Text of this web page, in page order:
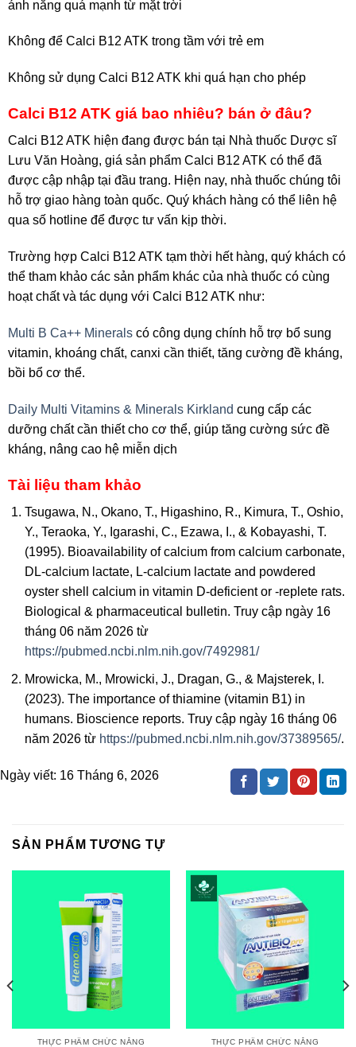
ánh nắng quá mạnh từ mặt trời
Không để Calci B12 ATK trong tầm với trẻ em
Không sử dụng Calci B12 ATK khi quá hạn cho phép
Calci B12 ATK giá bao nhiêu? bán ở đâu?
Calci B12 ATK hiện đang được bán tại Nhà thuốc Dược sĩ
Lưu Văn Hoàng, giá sản phẩm Calci B12 ATK có thể đã
được cập nhập tại đầu trang. Hiện nay, nhà thuốc chúng tôi
hỗ trợ giao hàng toàn quốc. Quý khách hàng có thể liên hệ
qua số hotline để được tư vấn kịp thời.
Trường hợp Calci B12 ATK tạm thời hết hàng, quý khách có
thể tham khảo các sản phẩm khác của nhà thuốc có cùng
hoạt chất và tác dụng với Calci B12 ATK như:
Multi B Ca++ Minerals có công dụng chính hỗ trợ bổ sung
vitamin, khoáng chất, canxi cần thiết, tăng cường đề kháng,
bồi bổ cơ thể.
Daily Multi Vitamins & Minerals Kirkland cung cấp các
dưỡng chất cần thiết cho cơ thể, giúp tăng cường sức đề
kháng, nâng cao hệ miễn dịch
Tài liệu tham khảo
Tsugawa, N., Okano, T., Higashino, R., Kimura, T., Oshio,
Y., Teraoka, Y., Igarashi, C., Ezawa, I., & Kobayashi, T.
(1995). Bioavailability of calcium from calcium carbonate,
DL-calcium lactate, L-calcium lactate and powdered
oyster shell calcium in vitamin D-deficient or -replete rats.
Biological & pharmaceutical bulletin. Truy cập ngày 16
tháng 06 năm 2026 từ
https://pubmed.ncbi.nlm.nih.gov/7492981/
Mrowicka, M., Mrowicki, J., Dragan, G., & Majsterek, I.
(2023). The importance of thiamine (vitamin B1) in
humans. Bioscience reports. Truy cập ngày 16 tháng 06
năm 2026 từ https://pubmed.ncbi.nlm.nih.gov/37389565/.
Ngày viết: 16 Tháng 6, 2026
SẢN PHẨM TƯƠNG TỰ
THỰC PHẨM CHỨC NĂNG THỰC PHẨM CHỨC NĂNG